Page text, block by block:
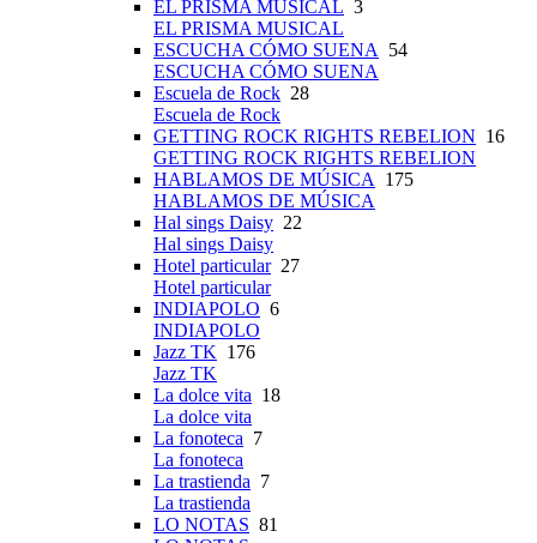
EL PRISMA MUSICAL 3
EL PRISMA MUSICAL
ESCUCHA CÓMO SUENA
54
ESCUCHA CÓMO SUENA
Escuela de Rock 28
Escuela de Rock
GETTING ROCK RIGHTS REBELION 16
GETTING ROCK RIGHTS REBELION
HABLAMOS DE MÚSICA
175
HABLAMOS DE MÚSICA
Hal sings Daisy 22
Hal sings Daisy
Hotel particular27
Hotel particular
INDIAPOLO 6
INDIAPOLO
Jazz TK 176
Jazz TK
La dolce vita 18
La dolce vita
La fonoteca 7
La fonoteca
La trastienda 7
La trastienda
LO NOTAS 81